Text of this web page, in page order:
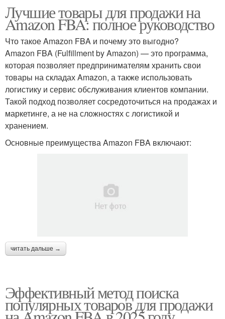
Лучшие товары для продажи на
Amazon FBA: полное руководство
Что такое Amazon FBA и почему это выгодно?
Amazon FBA (Fulfillment by Amazon) — это программа,
которая позволяет предпринимателям хранить свои
товары на складах Amazon, а также использовать
логистику и сервис обслуживания клиентов компании.
Такой подход позволяет сосредоточиться на продажах и
маркетинге, а не на сложностях с логистикой и
хранением.
Основные преимущества Amazon FBA включают:
читать дальше →
Эффективный метод поиска
популярных товаров для продажи